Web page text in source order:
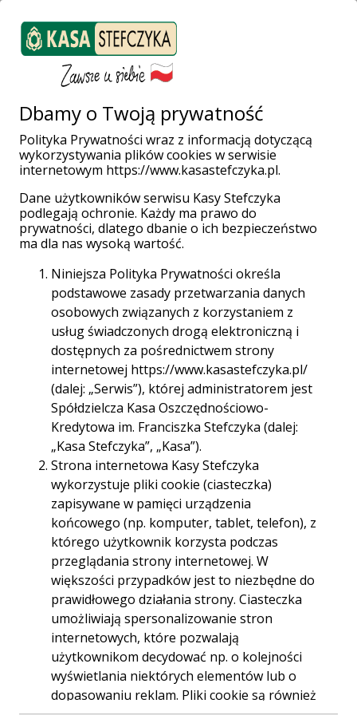
Weź pożyczkę
Załóż konto
Strona główna Placówki i Bankomaty Lubawa
Placówka Stefczyk Finanse
Lubawa, Kopernika 3
14-260 Lubawa, Kopernika 3
Godziny otwarcia: pon. - pt. 09.00-16.30
Telefon:
896456441
896456442
896456443
E-mail: 065lubawa.kopernika@kasystefczyka.pl
Trasa Start
Dbamy o Twoją prywatność
Polityka Prywatności wraz z informacją dotyczącą
wykorzystywania plików cookies w serwisie
internetowym https://www.kasastefczyka.pl.
Dane użytkowników serwisu Kasy Stefczyka
podlegają ochronie. Każdy ma prawo do
prywatności, dlatego dbanie o ich bezpieczeństwo
ma dla nas wysoką wartość.
Niniejsza Polityka Prywatności określa
podstawowe zasady przetwarzania danych
osobowych związanych z korzystaniem z
usług świadczonych drogą elektroniczną i
dostępnych za pośrednictwem strony
internetowej https://www.kasastefczyka.pl/
(dalej: „Serwis”), której administratorem jest
Spółdzielcza Kasa Oszczędnościowo-
Kredytowa im. Franciszka Stefczyka (dalej:
„Kasa Stefczyka”, „Kasa”).
Strona internetowa Kasy Stefczyka
wykorzystuje pliki cookie (ciasteczka)
zapisywane w pamięci urządzenia
końcowego (np. komputer, tablet, telefon), z
którego użytkownik korzysta podczas
przeglądania strony internetowej. W
większości przypadków jest to niezbędne do
prawidłowego działania strony. Ciasteczka
umożliwiają spersonalizowanie stron
internetowych, które pozwalają
użytkownikom decydować np. o kolejności
wyświetlania niektórych elementów lub o
dopasowaniu reklam. Pliki cookie są również